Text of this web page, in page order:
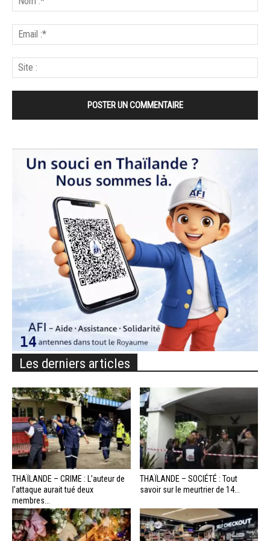
Les derniers articles
THAÏLANDE – CRIME : L’auteur de
l’attaque aurait tué deux
membres...
THAÏLANDE – SOCIÉTÉ : Tout
savoir sur le meurtrier de 14...